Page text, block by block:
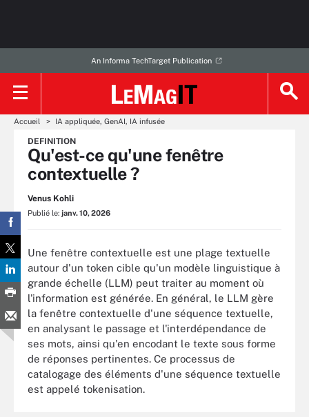
An Informa TechTarget Publication
Accueil IA appliquée, GenAI, IA infusée
DEFINITION
Qu'est-ce qu'une fenêtre
contextuelle ?
Venus Kohli
Publié le: janv. 10, 2026
Une fenêtre contextuelle est une plage textuelle
autour d'un token cible qu'un modèle linguistique à
grande échelle (LLM) peut traiter au moment où
l'information est générée. En général, le LLM gère
la fenêtre contextuelle d'une séquence textuelle,
en analysant le passage et l'interdépendance de
ses mots, ainsi qu'en encodant le texte sous forme
de réponses pertinentes. Ce processus de
catalogage des éléments d'une séquence textuelle
est appelé tokenisation.